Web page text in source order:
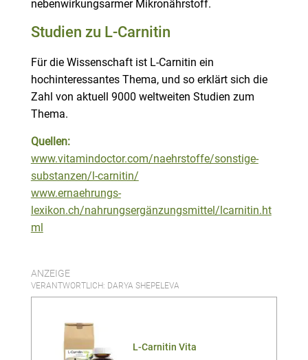
nebenwirkungsarmer Mikronährstoff.
Studien zu L-Carnitin
Für die Wissenschaft ist L-Carnitin ein
hochinteressantes Thema, und so erklärt sich die
Zahl von aktuell 9000 weltweiten Studien zum
Thema.
Quellen:
www.vitamindoctor.com/naehrstoffe/sonstige-
substanzen/l-carnitin/
www.ernaehrungs-
lexikon.ch/nahrungsergänzungsmittel/lcarnitin.ht
ml
ANZEIGE
VERANTWORTLICH: DARYA SHEPELEVA
L-Carnitin Vita